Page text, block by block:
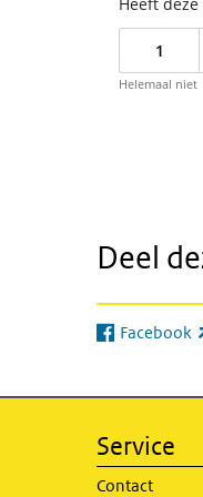
1
Helemaal niet
Deel
Facebook
(externe link)
Service
Contact